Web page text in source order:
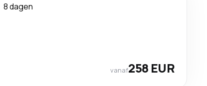
8 dagen
vanaf258 EUR